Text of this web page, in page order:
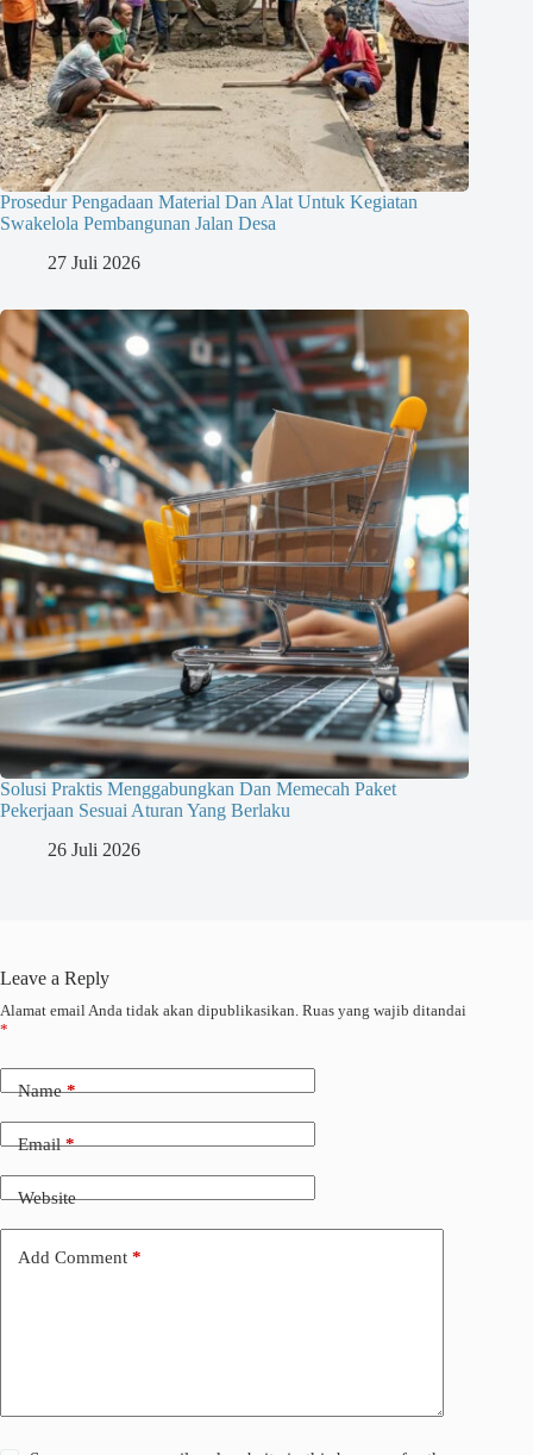
Prosedur Pengadaan Material Dan Alat Untuk Kegiatan
Swakelola Pembangunan Jalan Desa
27 Juli 2026
Solusi Praktis Menggabungkan Dan Memecah Paket
Pekerjaan Sesuai Aturan Yang Berlaku
26 Juli 2026
Leave a Reply
Alamat email Anda tidak akan dipublikasikan. Ruas yang wajib ditandai
*
Name*
Email*
Website
Add Comment *